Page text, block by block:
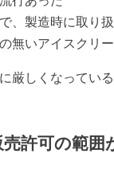
、製造時に取り
無いアイスクリ
厳しくなってい
許可の範囲